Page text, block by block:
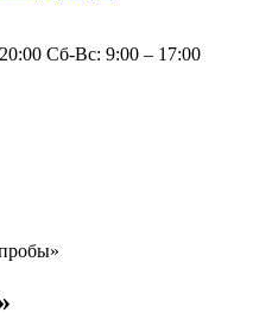
Сб-Вс: 9:00 – 17:00